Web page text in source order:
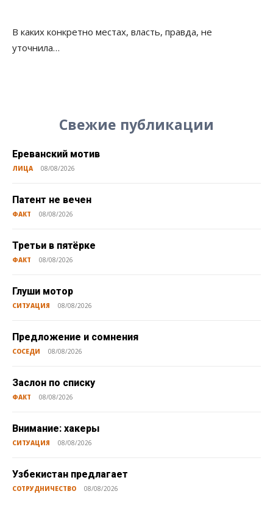
В каких конкретно местах, власть, правда, не
уточнила…
Свежие публикации
Ереванский мотив
ЛИЦА 08/08/2026
Патент не вечен
ФАКТ 08/08/2026
Третьи в пятёрке
ФАКТ 08/08/2026
Глуши мотор
СИТУАЦИЯ 08/08/2026
Предложение и сомнения
СОСЕДИ 08/08/2026
Заслон по списку
ФАКТ 08/08/2026
Внимание: хакеры
СИТУАЦИЯ 08/08/2026
Узбекистан предлагает
СОТРУДНИЧЕСТВО 08/08/2026